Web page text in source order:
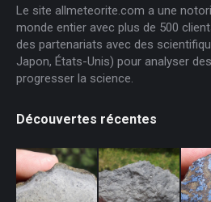
Le site allmeteorite.com a une
monde entier avec plus de 500
des partenariats avec des
Japon, États-Unis) pour analyser
progresser la science.
Découvertes récentes